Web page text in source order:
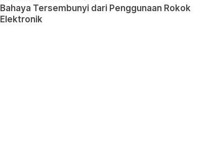
Bahaya Tersembunyi dari Penggunaan Rokok
Elektronik